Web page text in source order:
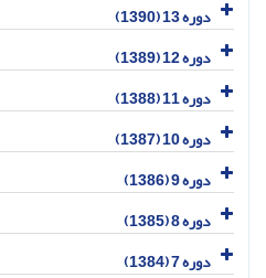
دوره 13 (1390)
دوره 12 (1389)
دوره 11 (1388)
دوره 10 (1387)
دوره 9 (1386)
دوره 8 (1385)
دوره 7 (1384)